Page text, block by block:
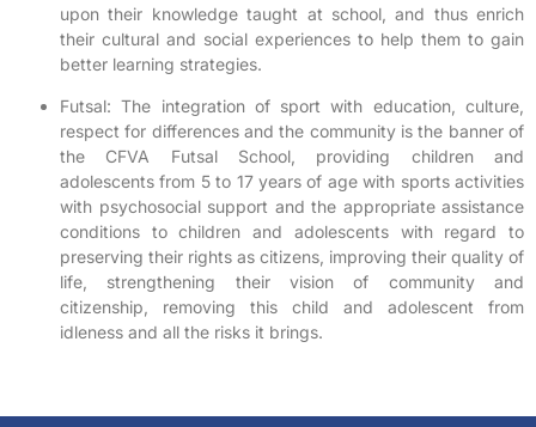
upon their knowledge taught at school, and thus enrich
their cultural and social experiences to help them to gain
better learning strategies.
Futsal: The integration of sport with education, culture,
respect for differences and the community is the banner of
the CFVA Futsal School, providing children and
adolescents from 5 to 17 years of age with sports activities
with psychosocial support and the appropriate assistance
conditions to children and adolescents with regard to
preserving their rights as citizens, improving their quality of
life, strengthening their vision of community and
citizenship, removing this child and adolescent from
idleness and all the risks it brings.